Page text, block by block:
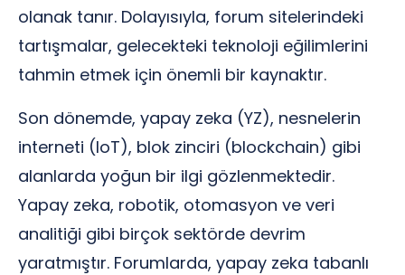
olanak tanır. Dolayısıyla, forum sitelerindeki
tartışmalar, gelecekteki teknoloji eğilimlerini
tahmin etmek için önemli bir kaynaktır.
Son dönemde, yapay zeka (YZ), nesnelerin
interneti (IoT), blok zinciri (blockchain) gibi
alanlarda yoğun bir ilgi gözlenmektedir.
Yapay zeka, robotik, otomasyon ve veri
analitiği gibi birçok sektörde devrim
yaratmıştır. Forumlarda, yapay zeka tabanlı